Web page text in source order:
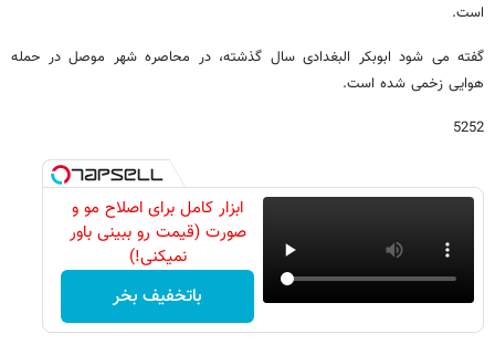
است.
گفته می شود ابوبکر البغدادی سال گذشته، در محاصره شهر موصل در حمله
هوایی زخمی شده است.
5252
ابزار کامل برای اصلاح مو و
صورت (قیمت رو ببینی باور
نمیکنی!)
باتخفیف بخر